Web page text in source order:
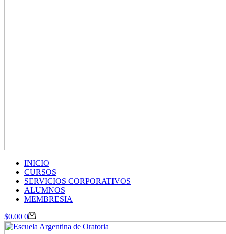
INICIO
CURSOS
SERVICIOS CORPORATIVOS
ALUMNOS
MEMBRESIA
Carro
de
$0.00 0